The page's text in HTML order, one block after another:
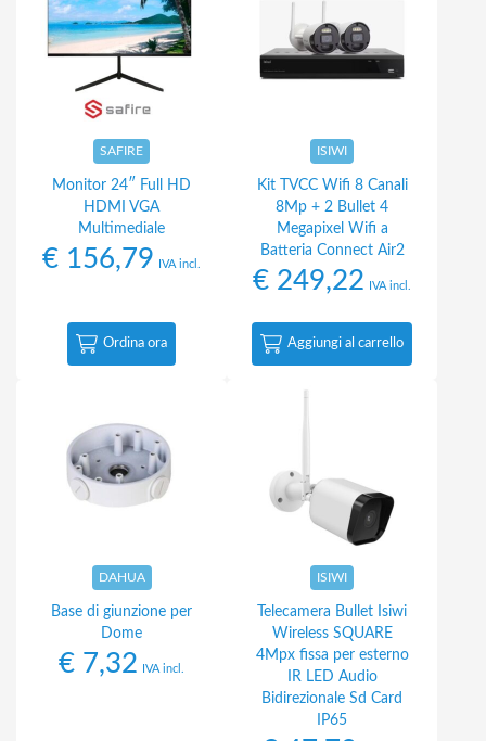
SAFIRE
Monitor 24″ Full HD
HDMI VGA
Multimediale
€ 156,79 IVA incl.
Ordina ora
ISIWI
Kit TVCC Wifi 8 Canali
8Mp + 2 Bullet 4
Megapixel Wifi a
Batteria Connect Air2
€ 249,22 IVA incl.
Aggiungi al carrello
DAHUA
Base di giunzione per
Dome
€ 7,32 IVA incl.
ISIWI
Telecamera Bullet Isiwi
Wireless SQUARE
4Mpx fissa per esterno
IR LED Audio
Bidirezionale Sd Card
IP65